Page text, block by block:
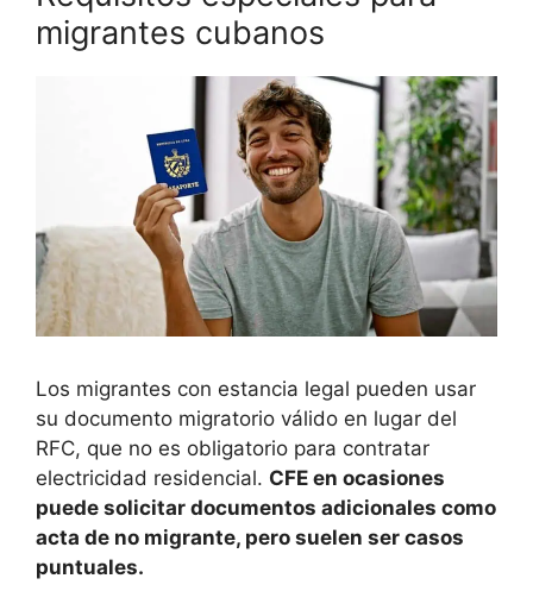
migrantes cubanos
Los migrantes con estancia legal pueden usar
su documento migratorio válido en lugar del
RFC, que no es obligatorio para contratar
electricidad residencial. CFE en ocasiones
puede solicitar documentos adicionales como
acta de no migrante, pero suelen ser casos
puntuales.